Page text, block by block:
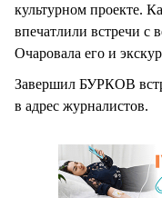
культурном проекте.
впечатлили встречи с
Очаровала его и
Завершил БУРКОВ
в адрес журналистов.